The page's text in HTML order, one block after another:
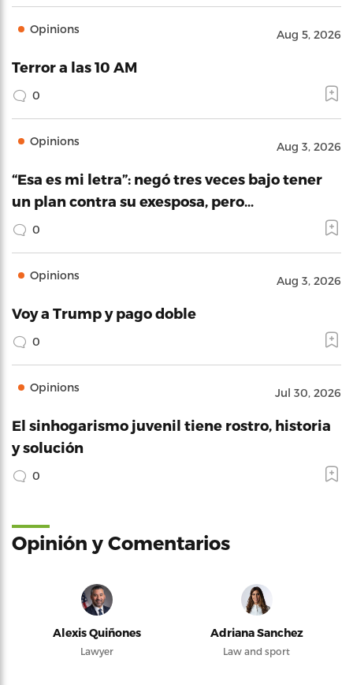
Opinions Aug 5, 2026
Terror a las 10 AM
0
Opinions Aug 3, 2026
“Esa es mi letra”: negó tres veces bajo tener
un plan contra su exesposa, pero…
0
Opinions Aug 3, 2026
Voy a Trump y pago doble
0
Opinions Jul 30, 2026
El sinhogarismo juvenil tiene rostro, historia
y solución
0
Opinión y Comentarios
Alexis Quiñones
Lawyer
Adriana Sanchez
Law and sport